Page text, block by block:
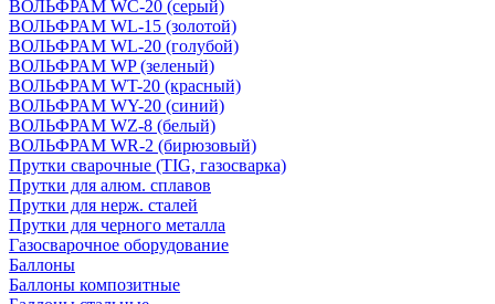
ВОЛЬФРАМ WC-20 (серый)
ВОЛЬФРАМ WL-15 (золотой)
ВОЛЬФРАМ WL-20 (голубой)
ВОЛЬФРАМ WP (зеленый)
ВОЛЬФРАМ WT-20 (красный)
ВОЛЬФРАМ WY-20 (синий)
ВОЛЬФРАМ WZ-8 (белый)
ВОЛЬФРАМ WR-2 (бирюзовый)
Прутки сварочные (TIG, газосварка)
Прутки для алюм. сплавов
Прутки для нерж. сталей
Прутки для черного металла
Газосварочное оборудование
Баллоны
Баллоны композитные